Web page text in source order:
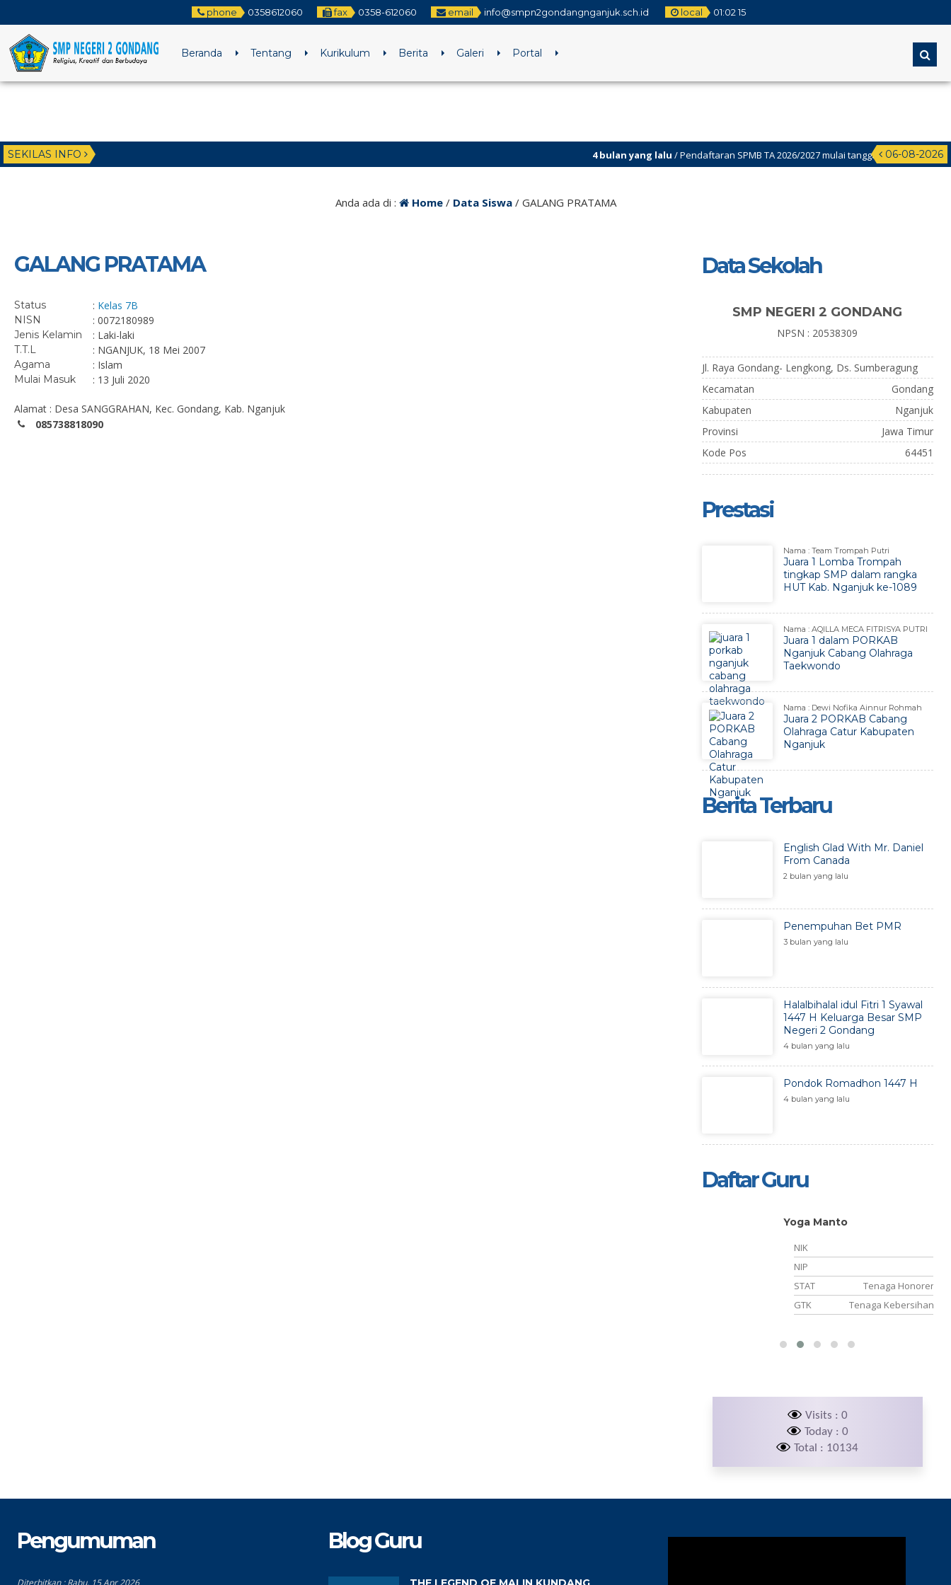
phone 0358612060 fax 0358-612060 email info@smpn2gondangnganjuk.sch.id local 01:02 15
Beranda Tentang Kurikulum Berita Galeri Portal
SEKILAS INFO 06-08-2026
4 bulan yang lalu/ Pendaftaran SPMB TA 2026/2027 mulai tanggal 2 Juni-22juni 2026
Anda ada di : Home/ Data Siswa/ GALANG PRATAMA
GALANG PRATAMA
Status : Kelas 7B
NISN : 0072180989
Jenis Kelamin : Laki-laki
T.T.L : NGANJUK, 18 Mei 2007
Agama : Islam
Mulai Masuk : 13 Juli 2020
Alamat : Desa SANGGRAHAN, Kec. Gondang, Kab. Nganjuk
085738818090
Data Sekolah
SMP NEGERI 2 GONDANG
NPSN : 20538309
Jl. Raya Gondang- Lengkong, Ds. Sumberagung
Kecamatan
Gondang
Kabupaten
Nganjuk
Provinsi
Jawa Timur
Kode Pos
64451
Prestasi
Nama : Team Trompah Putri
Juara 1 Lomba Trompah
tingkap SMP dalam rangka
HUT Kab. Nganjuk ke-1089
Nama : AQILLA MECA FITRISYA PUTRI
Juara 1 dalam PORKAB
Nganjuk Cabang Olahraga
Taekwondo
Nama : Dewi Nofika Ainnur Rohmah
Juara 2 PORKAB Cabang
Olahraga Catur Kabupaten
Nganjuk
Berita Terbaru
English Glad With Mr. Daniel
From Canada
2 bulan yang lalu
Penempuhan Bet PMR
3 bulan yang lalu
Halalbihalal idul Fitri 1 Syawal
1447 H Keluarga Besar SMP
Negeri 2 Gondang
4 bulan yang lalu
Pondok Romadhon 1447 H
4 bulan yang lalu
Daftar Guru
Yoga Manto
NIK
NIP
STAT
Tenaga Honorer
GTK
Tenaga Kebersihan
Visits : 0
Today : 0
Total : 10134
Pengumuman
Diterbitkan :Rabu, 15 Apr 2026
Blog Guru